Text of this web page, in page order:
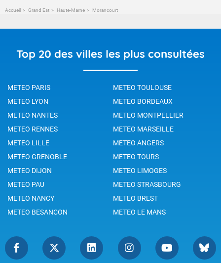
Accueil Grand Est Haute-Marne Morancourt
Top 20 des villes les plus consultées
METEO PARIS
METEO TOULOUSE
METEO LYON
METEO BORDEAUX
METEO NANTES
METEO MONTPELLIER
METEO RENNES
METEO MARSEILLE
METEO LILLE
METEO ANGERS
METEO GRENOBLE
METEO TOURS
METEO DIJON
METEO LIMOGES
METEO PAU
METEO STRASBOURG
METEO NANCY
METEO BREST
METEO BESANCON
METEO LE MANS